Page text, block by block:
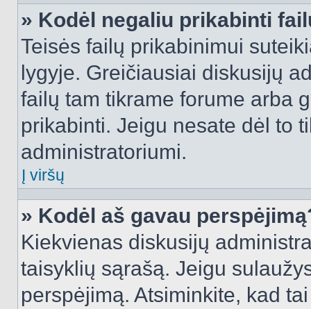
» Kodėl negaliu prikabinti
Teisės failų prikabinimui
lygyje. Greičiausiai diskusijų
failų tam tikrame forume arba
prikabinti. Jeigu nesate dėl to
administratoriumi.
Į viršų
» Kodėl aš gavau
Kiekvienas diskusijų
taisyklių sąrašą. Jeigu
perspėjimą. Atsiminkite, kad